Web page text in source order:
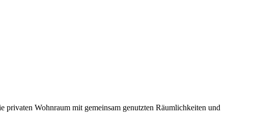
Wohnraum mit gemeinsam genutzten Räumlichkeiten und